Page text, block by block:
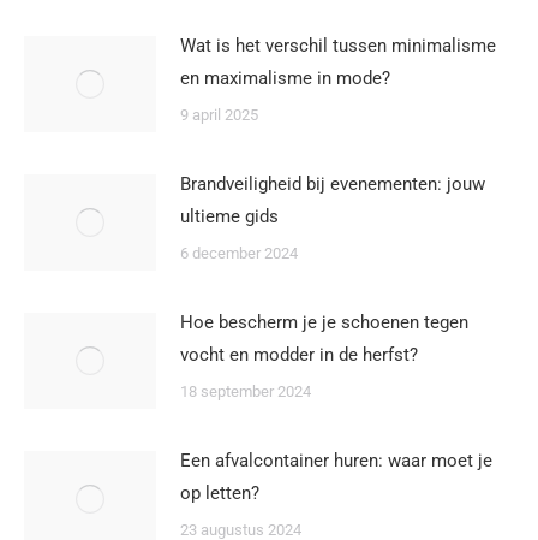
Wat is het verschil tussen minimalisme
en maximalisme in mode?
9 april 2025
Brandveiligheid bij evenementen: jouw
ultieme gids
6 december 2024
Hoe bescherm je je schoenen tegen
vocht en modder in de herfst?
18 september 2024
Een afvalcontainer huren: waar moet je
op letten?
23 augustus 2024